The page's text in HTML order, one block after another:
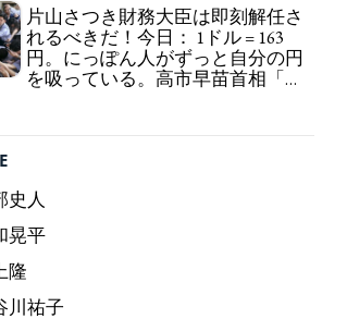
化。Criticism and disgrace surrounding the
Japan Pavilion. Racist and colonial exploitation of
poor women. Strengthening of conservative
Japanese patriarchy. Strengthening of the family
片山さつき財務大臣は即刻解任さ
れるべきだ！今日： 1ドル = 163
円。にっぽん人がずっと自分の円
を吸っている。高市早苗首相「円
Sanae: "The weak Yen makes the Foreign Exchange
Fund Special Account happy" - Emphasising the
benefits of the exchange rate
史人
晃平
隆
川祐子